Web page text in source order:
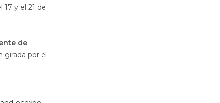
17 y el 21 de
de
girada por el